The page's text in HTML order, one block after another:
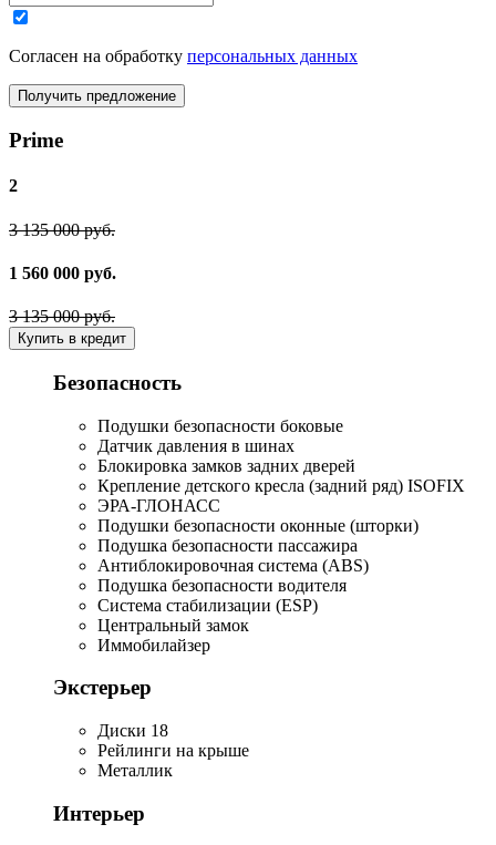
Согласен на обработку персональных данных
Получить предложение
Prime
2
3 135 000 руб.
1 560 000 руб.
3 135 000 руб.
Купить в кредит
Безопасность
Подушки безопасности боковые
Датчик давления в шинах
Блокировка замков задних дверей
Крепление детского кресла (задний ряд) ISOFIX
ЭРА-ГЛОНАСС
Подушки безопасности оконные (шторки)
Подушка безопасности пассажира
Антиблокировочная система (ABS)
Подушка безопасности водителя
Система стабилизации (ESP)
Центральный замок
Иммобилайзер
Экстерьер
Диски 18
Рейлинги на крыше
Металлик
Интерьер